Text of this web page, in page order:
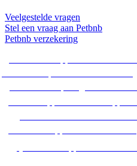
Veelgestelde vragen
Stel een vraag aan Petbnb
Petbnb verzekering